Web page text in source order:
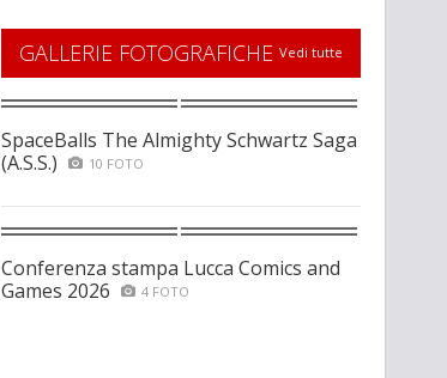
GALLERIE FOTOGRAFICHE Vedi tutte
SpaceBalls The Almighty Schwartz Saga
(A.S.S.)
10 FOTO
Conferenza stampa Lucca Comics and
Games 2026
4 FOTO